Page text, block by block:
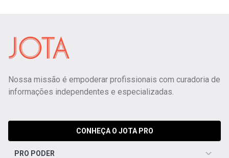
Nossa missão é empoderar profissionais com curadoria de
informações independentes e especializadas.
CONHEÇA O JOTA PRO
PRO PODER